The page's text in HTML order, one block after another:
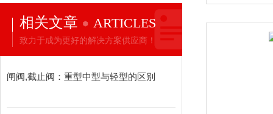
相关文章 ARTICLES
致力于成为更好的解决方案供应商！
闸阀,截止阀：重型中型与轻型的区别